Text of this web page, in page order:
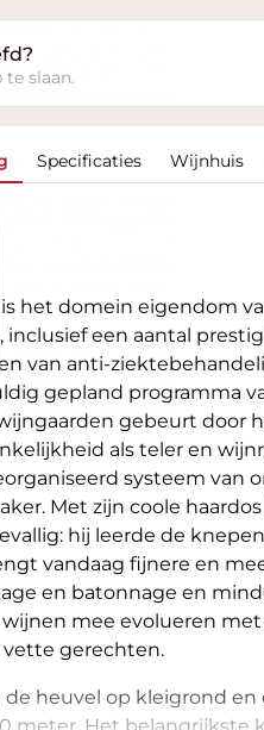
slaan.
Specificaties Wijnhuis
het domein eigendom
inclusief een aantal
van anti-
gepland programma
gebeurt door
als teler en
systeem van
Met zijn coole
hij leerde de
vandaag fijnere en
en batonnage en
mee evolueren
gerechten.
heuvel op kleigrond
meter. Het belangrijkste